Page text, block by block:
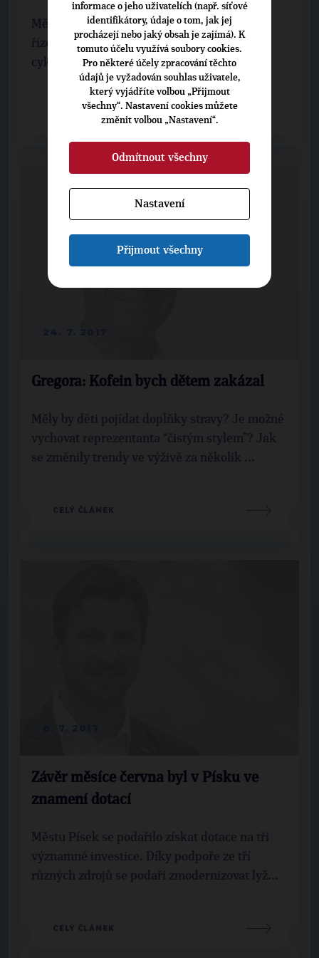
Město Písek zahájí v těchto dnech zadávací
řízení veřejné zakázky na stavbu lávky pro
cyklisty a pěší přes řeku Otavu
Gregora: Kofein bych dětem zakázal
Měly by děti pojídat doplňky stravy? Je možné
vychovat reprezentanta “čistým stylem”? Jak
se změnily trendy ve výživě za několik ...
CELÝ ČLÁNEK
Závěr měsíce června byl v Písku ve
znamení dotací
Městu Písek se podařilo získat dotace na tři
významné investice. Díky podpoře ze tří
různých zdrojů se podaří zmodernizovat lyž...
CELÝ ČLÁNEK
informace o jeho uživatelích (např. síťové
identifikátory, údaje o tom, jak jej
procházejí nebo jaký obsah je zajímá). K
tomuto účelu využívá soubory cookies.
Pro některé účely zpracování těchto
údajů je vyžadován souhlas uživatele,
který vyjádříte volbou „Přijmout
všechny“. Nastavení cookies můžete
změnit volbou „Nastavení“.
Odmítnout všechny
Nastavení
Přijmout všechny